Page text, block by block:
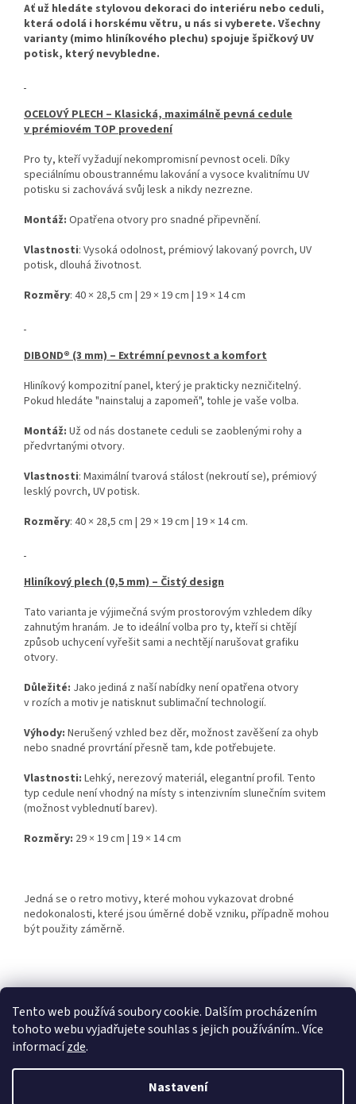
Tento web používá soubory cookie. Dalším procházením
tohoto webu vyjadřujete souhlas s jejich používáním.. Více
informacízde.
Nastavení
Ať už hledáte stylovou dekoraci do interiéru nebo ceduli,
která odolá i horskému větru, u nás si vyberete. Všechny
varianty (mimo hliníkového plechu) spojuje špičkový UV
potisk, který nevybledne.
OCELOVÝ PLECH – Klasická, maximálně pevná cedule
v prémiovém TOP provedení
Pro ty, kteří vyžadují nekompromisní pevnost oceli. Díky
speciálnímu oboustrannému lakování a vysoce kvalitnímu UV
potisku si zachovává svůj lesk a nikdy nezrezne.
Montáž: Opatřena otvory pro snadné připevnění.
Vlastnosti: Vysoká odolnost, prémiový lakovaný povrch, UV
potisk, dlouhá životnost.
Rozměry: 40 × 28,5 cm | 29 × 19 cm | 19 × 14 cm
DIBOND® (3 mm) – Extrémní pevnost a komfort
Hliníkový kompozitní panel, který je prakticky nezničitelný.
Pokud hledáte "nainstaluj a zapomeň", tohle je vaše volba.
Montáž: Už od nás dostanete ceduli se zaoblenými rohy a
předvrtanými otvory.
Vlastnosti: Maximální tvarová stálost (nekroutí se), prémiový
lesklý povrch, UV potisk.
Rozměry: 40 × 28,5 cm | 29 × 19 cm | 19 × 14 cm.
Hliníkový plech (0,5 mm) – Čistý design
Tato varianta je výjimečná svým prostorovým vzhledem díky
zahnutým hranám. Je to ideální volba pro ty, kteří si chtějí
způsob uchycení vyřešit sami a nechtějí narušovat grafiku
otvory.
Důležité: Jako jediná z naší nabídky není opatřena otvory
v rozích a motiv je natisknut sublimační technologií.
Výhody: Nerušený vzhled bez děr, možnost zavěšení za ohyb
nebo snadné provrtání přesně tam, kde potřebujete.
Vlastnosti: Lehký, nerezový materiál, elegantní profil. Tento
typ cedule není vhodný na místy s intenzivním slunečním svitem
(možnost vyblednutí barev).
Rozměry: 29 × 19 cm | 19 × 14 cm
Jedná se o retro motivy, které mohou vykazovat drobné
nedokonalosti, které jsou úměrné době vzniku, případně mohou
být použity záměrně.
Z
Retro-Darky.cz Krowki.cz
Vytvořil Shoptet